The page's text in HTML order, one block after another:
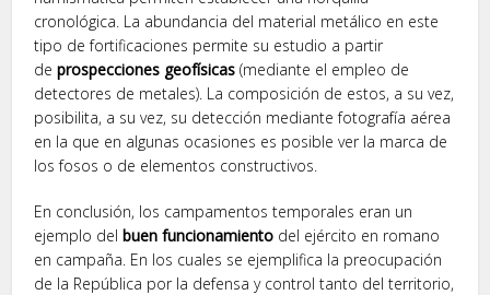
cronológica. La abundancia del material metálico en este
tipo de fortificaciones permite su estudio a partir
de prospecciones geofísicas (mediante el empleo de
detectores de metales). La composición de estos, a su vez,
posibilita, a su vez, su detección mediante fotografía aérea
en la que en algunas ocasiones es posible ver la marca de
los fosos o de elementos constructivos.
En conclusión, los campamentos temporales eran un
ejemplo delbuen funcionamiento del ejército en romano
en campaña. En los cuales se ejemplifica la preocupación
de la República por la defensa y control tanto del territorio,